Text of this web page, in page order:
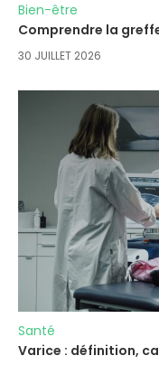
Bien-être
Comprendre la
30 JUILLET 2026
Santé
Varice : définition,